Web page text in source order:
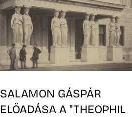
SALAMON GÁSPÁR
ELŐADÁSA A "THEOPHIL